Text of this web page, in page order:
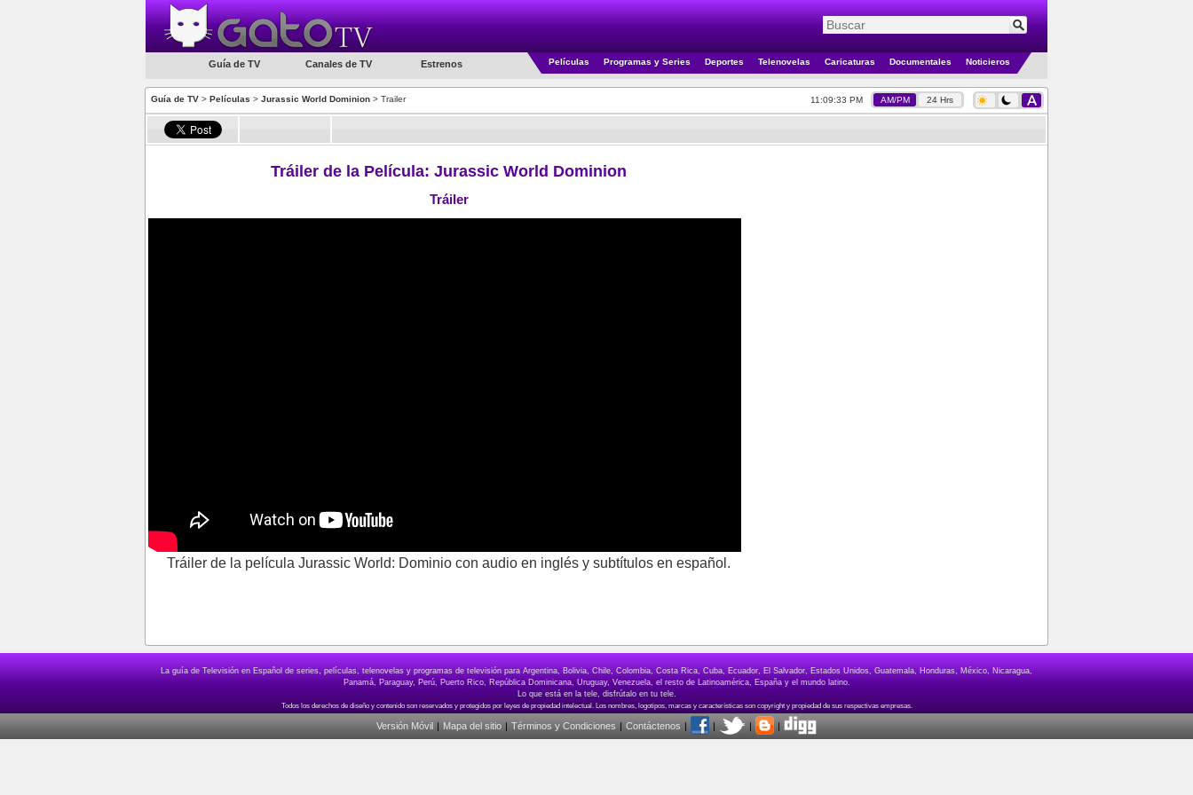
Guía de TV Canales de TV Estrenos Películas Programas y Series Deportes Telenovelas Caricaturas Documentales Noticieros
Guía de TV > Películas > Jurassic World Dominion > Trailer 11:09:33 PM AM/PM 24 Hrs
Tráiler de la Película: Jurassic World Dominion
Tráiler
Tráiler de la película Jurassic World: Dominio con audio en inglés y subtítulos en español.
La guía de Televisión en Español de series, películas, telenovelas y programas de televisión para Argentina, Bolivia, Chile, Colombia, Costa Rica, Cuba, Ecuador, El Salvador, Estados Unidos, Guatemala, Honduras, México, Nicaragua,
Panamá, Paraguay, Perú, Puerto Rico, República Dominicana, Uruguay, Venezuela, el resto de Latinoamérica, España y el mundo latino.
Lo que está en la tele, disfrútalo en tu tele.
Versión Móvil | Mapa del sitio | Términos y Condiciones | Contáctenos | | | |